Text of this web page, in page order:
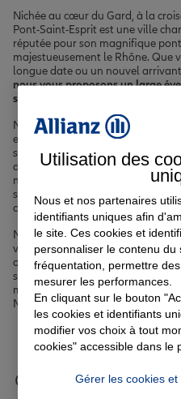
Nichée au cœur du Gard, à la
Pont-Saint-Esprit est une ville
réputée pour son magnifique
majestueusement le Rhône. Que
longue date ou un nouvel
nous vous proposons un large
spécialement conçues pour
Notre gamme complète de
efficacement votre véhicule grâce
sécuriser votre logement avec
de veiller sur votre santé et celle
notre
complémentaire santé.
solutions sur mesure pour
continuité des études de vos
Notre équipe d'agents
votre entière disposition pour
orienter vers les meilleures
souhaitiez assurer votre
maison individuelle dans des
Maladrerie ou Les Vignasses.
Votre
ou scooter à
Utilisation des
Nous et nos partenaires
identifiants uniques afin
le site. Ces cookies et
personnaliser le contenu du
fréquentation, permettre
mesurer les performances.
En cliquant sur le bouton
les cookies et identifiants
modifier vos choix à tout
cookies" accessible dans le
Gérer les cookies